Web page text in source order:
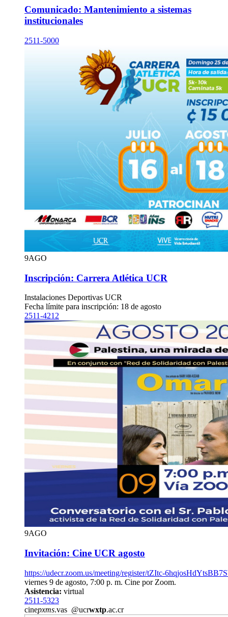
Comunicado: Mantenimiento a sistemas
institucionales
2511-5000
9AGO
Inscripción: Carrera Atlética UCR
Instalaciones Deportivas UCR
Fecha límite para inscripción: 18 de agosto
2511-4212
9AGO
Invitación: Cine UCR agosto
https://udecr.zoom.us/meeting/register/tZItc-
viernes 9 de agosto, 7:00 p. m. Cine por Zoom.
Asistencia: virtual
2511-5323
cinepxms.vas @ucrwxtp.ac.cr